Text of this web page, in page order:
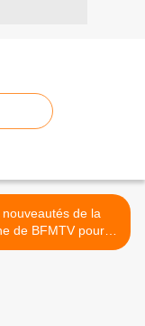
nouveautés de la
de BFMTV pour la
nouvelle saison >